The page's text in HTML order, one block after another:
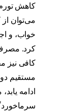
کاهش تورم
می‌توان
خواب، و
کرد.
کافی نیز
مستقیم
ادامه